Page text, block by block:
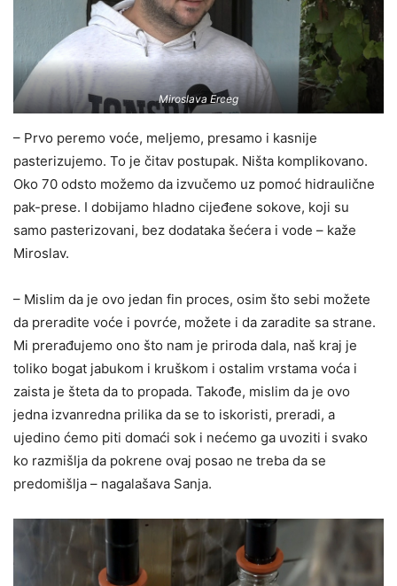
Miroslava Erceg
– Prvo peremo voće, meljemo, presamo i kasnije
pasterizujemo. To je čitav postupak. Ništa komplikovano.
Oko 70 odsto možemo da izvučemo uz pomoć hidraulične
pak-prese. I dobijamo hladno cijeđene sokove, koji su
samo pasterizovani, bez dodataka šećera i vode – kaže
Miroslav.
– Mislim da je ovo jedan fin proces, osim što sebi možete
da preradite voće i povrće, možete i da zaradite sa strane.
Mi prerađujemo ono što nam je priroda dala, naš kraj je
toliko bogat jabukom i kruškom i ostalim vrstama voća i
zaista je šteta da to propada. Takođe, mislim da je ovo
jedna izvanredna prilika da se to iskoristi, preradi, a
ujedino ćemo piti domaći sok i nećemo ga uvoziti i svako
ko razmišlja da pokrene ovaj posao ne treba da se
predomišlja – nagalašava Sanja.